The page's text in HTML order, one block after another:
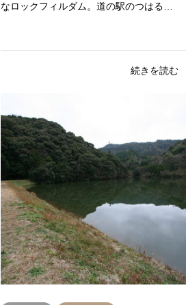
なロックフィルダム。道の駅のつはる…
続きを読む
鬼堤
大分市南部にある池。周囲は山や緑に包ま
れている。場所：大分市大字上判田池の様
子池の様子(2)池の様子(3)池の様子(4)池の様
子(5)池の様子(6)池周囲の小道池…
続きを読む